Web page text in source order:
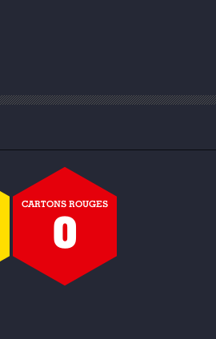
CARTONS ROUGES
0